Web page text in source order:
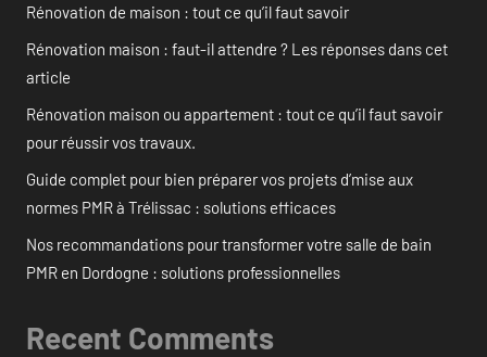
Rénovation de maison : tout ce qu’il faut savoir
Rénovation maison : faut-il attendre ? Les réponses dans cet
article
Rénovation maison ou appartement : tout ce qu’il faut savoir
pour réussir vos travaux.
Guide complet pour bien préparer vos projets d’mise aux
normes PMR à Trélissac : solutions efficaces
Nos recommandations pour transformer votre salle de bain
PMR en Dordogne : solutions professionnelles
Recent Comments